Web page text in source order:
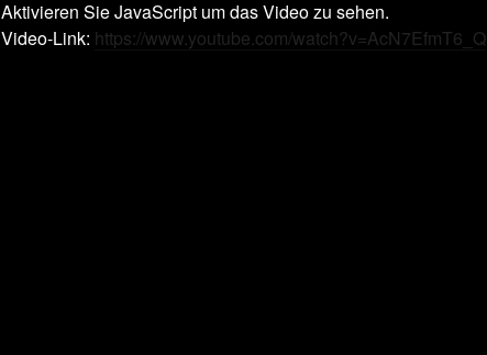
Aktivieren Sie JavaScript um das Video zu sehen.
Video-Link: https://www.youtube.com/watch?v=AcN7EfmT6_Q